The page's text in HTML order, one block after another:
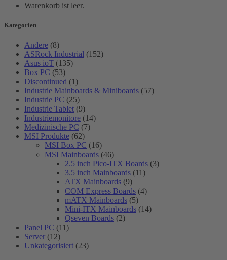
Warenkorb ist leer.
Kategorien
Andere (8)
ASRock Industrial (152)
Asus ioT (135)
Box PC (53)
Discontinued (1)
Industrie Mainboards & Miniboards (57)
Industrie PC (25)
Industrie Tablet (9)
Industriemonitore (14)
Medizinische PC (7)
MSI Produkte (62)
MSI Box PC (16)
MSI Mainboards (46)
2.5 inch Pico-ITX Boards (3)
3.5 inch Mainboards (11)
ATX Mainboards (9)
COM Express Boards (4)
mATX Mainboards (5)
Mini-ITX Mainboards (14)
Qseven Boards (2)
Panel PC (11)
Server (12)
Unkategorisiert (23)